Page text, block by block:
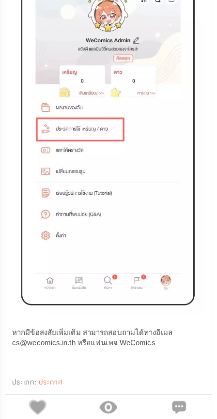
หากมีข้อสงสัยเพิ่มเติม สามารถสอบถามได้ทางอีเมล
cs@wecomics.in.th หรือแฟนเพจ WeComics
ประเภท: ประกาศ